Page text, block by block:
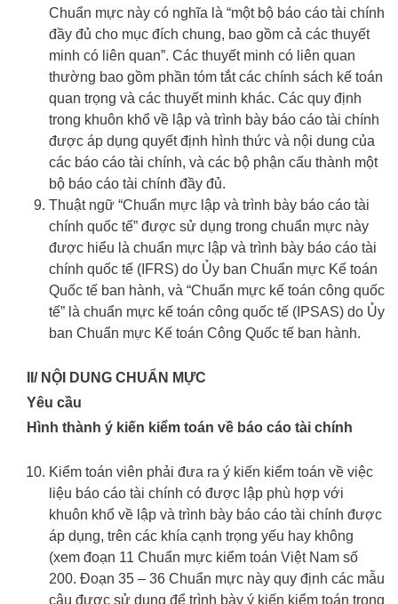
Chuẩn mực này có nghĩa là “một bộ báo cáo tài chính
đầy đủ cho mục đích chung, bao gồm cả các thuyết
minh có liên quan”. Các thuyết minh có liên quan
thường bao gồm phần tóm tắt các chính sách kế toán
quan trọng và các thuyết minh khác. Các quy định
trong khuôn khổ về lập và trình bày báo cáo tài chính
được áp dụng quyết định hình thức và nội dung của
các báo cáo tài chính, và các bộ phận cấu thành một
bộ báo cáo tài chính đầy đủ.
Thuật ngữ “Chuẩn mực lập và trình bày báo cáo tài
chính quốc tế” được sử dụng trong chuẩn mực này
được hiểu là chuẩn mực lập và trình bày báo cáo tài
chính quốc tế (IFRS) do Ủy ban Chuẩn mực Kế toán
Quốc tế ban hành, và “Chuẩn mực kế toán công quốc
tế” là chuẩn mực kế toán công quốc tế (IPSAS) do Ủy
ban Chuẩn mực Kế toán Công Quốc tế ban hành.
II/ NỘI DUNG CHUẨN MỰC
Yêu cầu
Hình thành ý kiến kiểm toán về báo cáo tài chính
Kiểm toán viên phải đưa ra ý kiến kiểm toán về việc
liệu báo cáo tài chính có được lập phù hợp với
khuôn khổ về lập và trình bày báo cáo tài chính được
áp dụng, trên các khía cạnh trọng yếu hay không
(xem đoạn 11 Chuẩn mực kiểm toán Việt Nam số
200. Đoạn 35 – 36 Chuẩn mực này quy định các mẫu
câu được sử dụng để trình bày ý kiến kiểm toán trong